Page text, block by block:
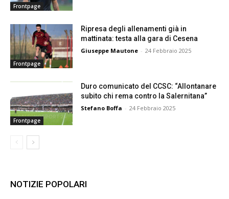
Frontpage
Frontpage
Ripresa degli allenamenti già in
mattinata: testa alla gara di Cesena
Giuseppe Mautone - 24 Febbraio 2025
Frontpage
Duro comunicato del CCSC: “Allontanare
subito chi rema contro la Salernitana”
Stefano Boffa - 24 Febbraio 2025
NOTIZIE POPOLARI